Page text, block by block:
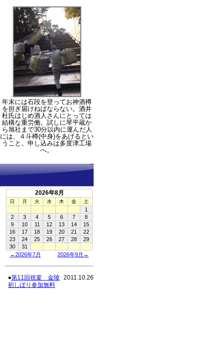
年末には石段を登ってお神酒樽
を担ぎ届けねばならない。酒井
杜氏はじめ酒人さんにとっては
結構な重労働。試しに琴平蔵か
ら旭社まで30分以内に運んだ人
には、４斗樽(中身)をあげるとい
うこと。申し込みは多度津工場
へ。
2026年8月
日 月 火 水 木 金 土
1
2
3 4 5 6 7
8
9
10 11 12 13 14
15
16
17 18 19 20 21
22
23
24 25 26 27 28
29
30
31
←2026年7月
2026年9月→
●第11回祝宴 金陵
初しぼり参加無料
2011.10.26